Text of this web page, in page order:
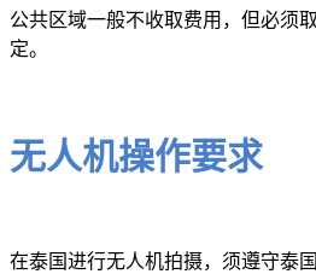
公共区域一般不收取费用，但必须
定。
无人机操作要求
在泰国进行无人机拍摄，须遵守泰